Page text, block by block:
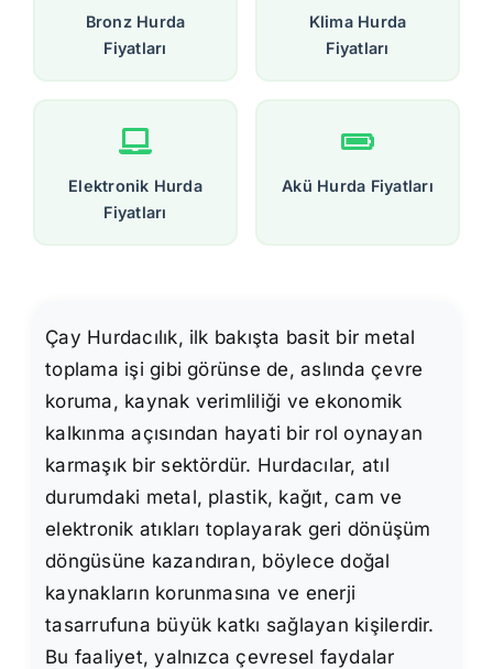
Bronz Hurda
Fiyatları
Klima Hurda
Fiyatları
Elektronik Hurda
Fiyatları
Akü Hurda Fiyatları
Çay Hurdacılık, ilk bakışta basit bir metal
toplama işi gibi görünse de, aslında çevre
koruma, kaynak verimliliği ve ekonomik
kalkınma açısından hayati bir rol oynayan
karmaşık bir sektördür. Hurdacılar, atıl
durumdaki metal, plastik, kağıt, cam ve
elektronik atıkları toplayarak geri dönüşüm
döngüsüne kazandıran, böylece doğal
kaynakların korunmasına ve enerji
tasarrufuna büyük katkı sağlayan kişilerdir.
Bu faaliyet, yalnızca çevresel faydalar